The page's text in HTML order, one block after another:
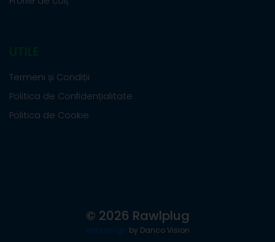
Termeni și Condiții
Politica de Confidențialitate
Politica de Cookie
© 2026 Rawlplug
webdesign by Danco Vision